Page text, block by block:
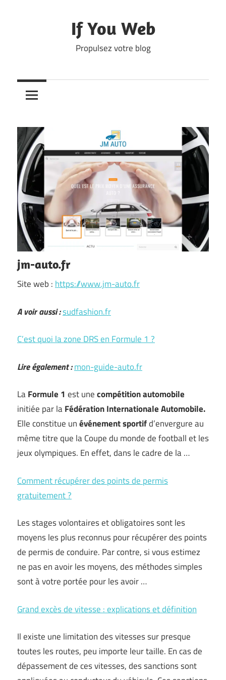
If You Web
Propulsez votre blog
jm-auto.fr
Site web : https://www.jm-auto.fr
A voir aussi :sudfashion.fr
C’est quoi la zone DRS en Formule 1 ?
Lire également :mon-guide-auto.fr
LaFormule 1 est unecompétition automobile
initiée par laFédération Internationale Automobile.
Elle constitue unévénement sportifd’envergure au
même titre que la Coupe du monde de football et les
jeux olympiques. En effet, dans le cadre de la …
Comment récupérer des points de permis
gratuitement ?
Les stages volontaires et obligatoires sont les
moyens les plus reconnus pour récupérer des points
de permis de conduire. Par contre, si vous estimez
ne pas en avoir les moyens, des méthodes simples
sont à votre portée pour les avoir …
Grand excès de vitesse : explications et définition
Il existe une limitation des vitesses sur presque
toutes les routes, peu importe leur taille. En cas de
dépassement de ces vitesses, des sanctions sont